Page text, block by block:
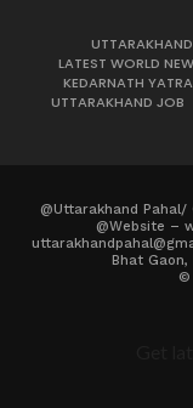
LATEST WORLD
KEDARNATH YATRA
UTTARAKHAND JOB
@Uttarakhand
@Website –
Bhat Gaon,
©